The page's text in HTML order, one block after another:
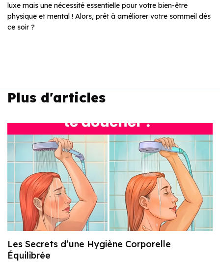
luxe mais une nécessité essentielle pour votre bien-être
physique et mental ! Alors, prêt à améliorer votre sommeil dès
ce soir ?
Plus d'articles
Les Secrets d’une Hygiène Corporelle
Équilibrée